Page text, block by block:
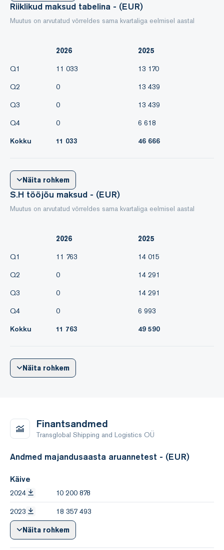
Riiklikud maksud tabelina - (EUR)
Muutus on arvutatud võrreldes sama kvartaliga eelmisel aastal
2026
2025
Q1
11 033
13 170
Q2
0
13 439
Q3
0
13 439
Q4
0
6 618
Kokku
11 033 46 666
Näita rohkem
S.H tööjõu maksud - (EUR)
Muutus on arvutatud võrreldes sama kvartaliga eelmisel aastal
2026
2025
Q1
11 763
14 015
Q2
0
14 291
Q3
0
14 291
Q4
0
6 993
Kokku
11 763 49 590
Näita rohkem
Finantsandmed
Transglobal Shipping and Logistics OÜ
Andmed majandusaasta aruannetest - (EUR)
Käive
2024 10 200 878
2023 18 357 493
Näita rohkem